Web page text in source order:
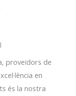
proveïdors de
en
és la nostra